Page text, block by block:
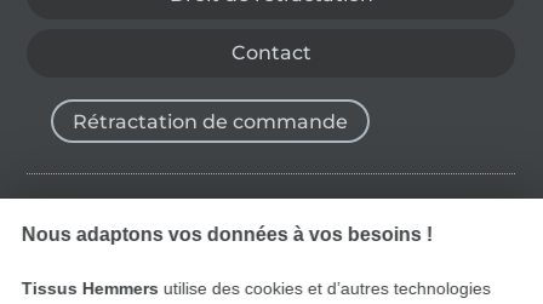
Contact
Rétractation de commande
Trouvez plus d’idées
Nous adaptons vos données à vos besoins !
Tissus Hemmers utilise des cookies et d’autres technologies